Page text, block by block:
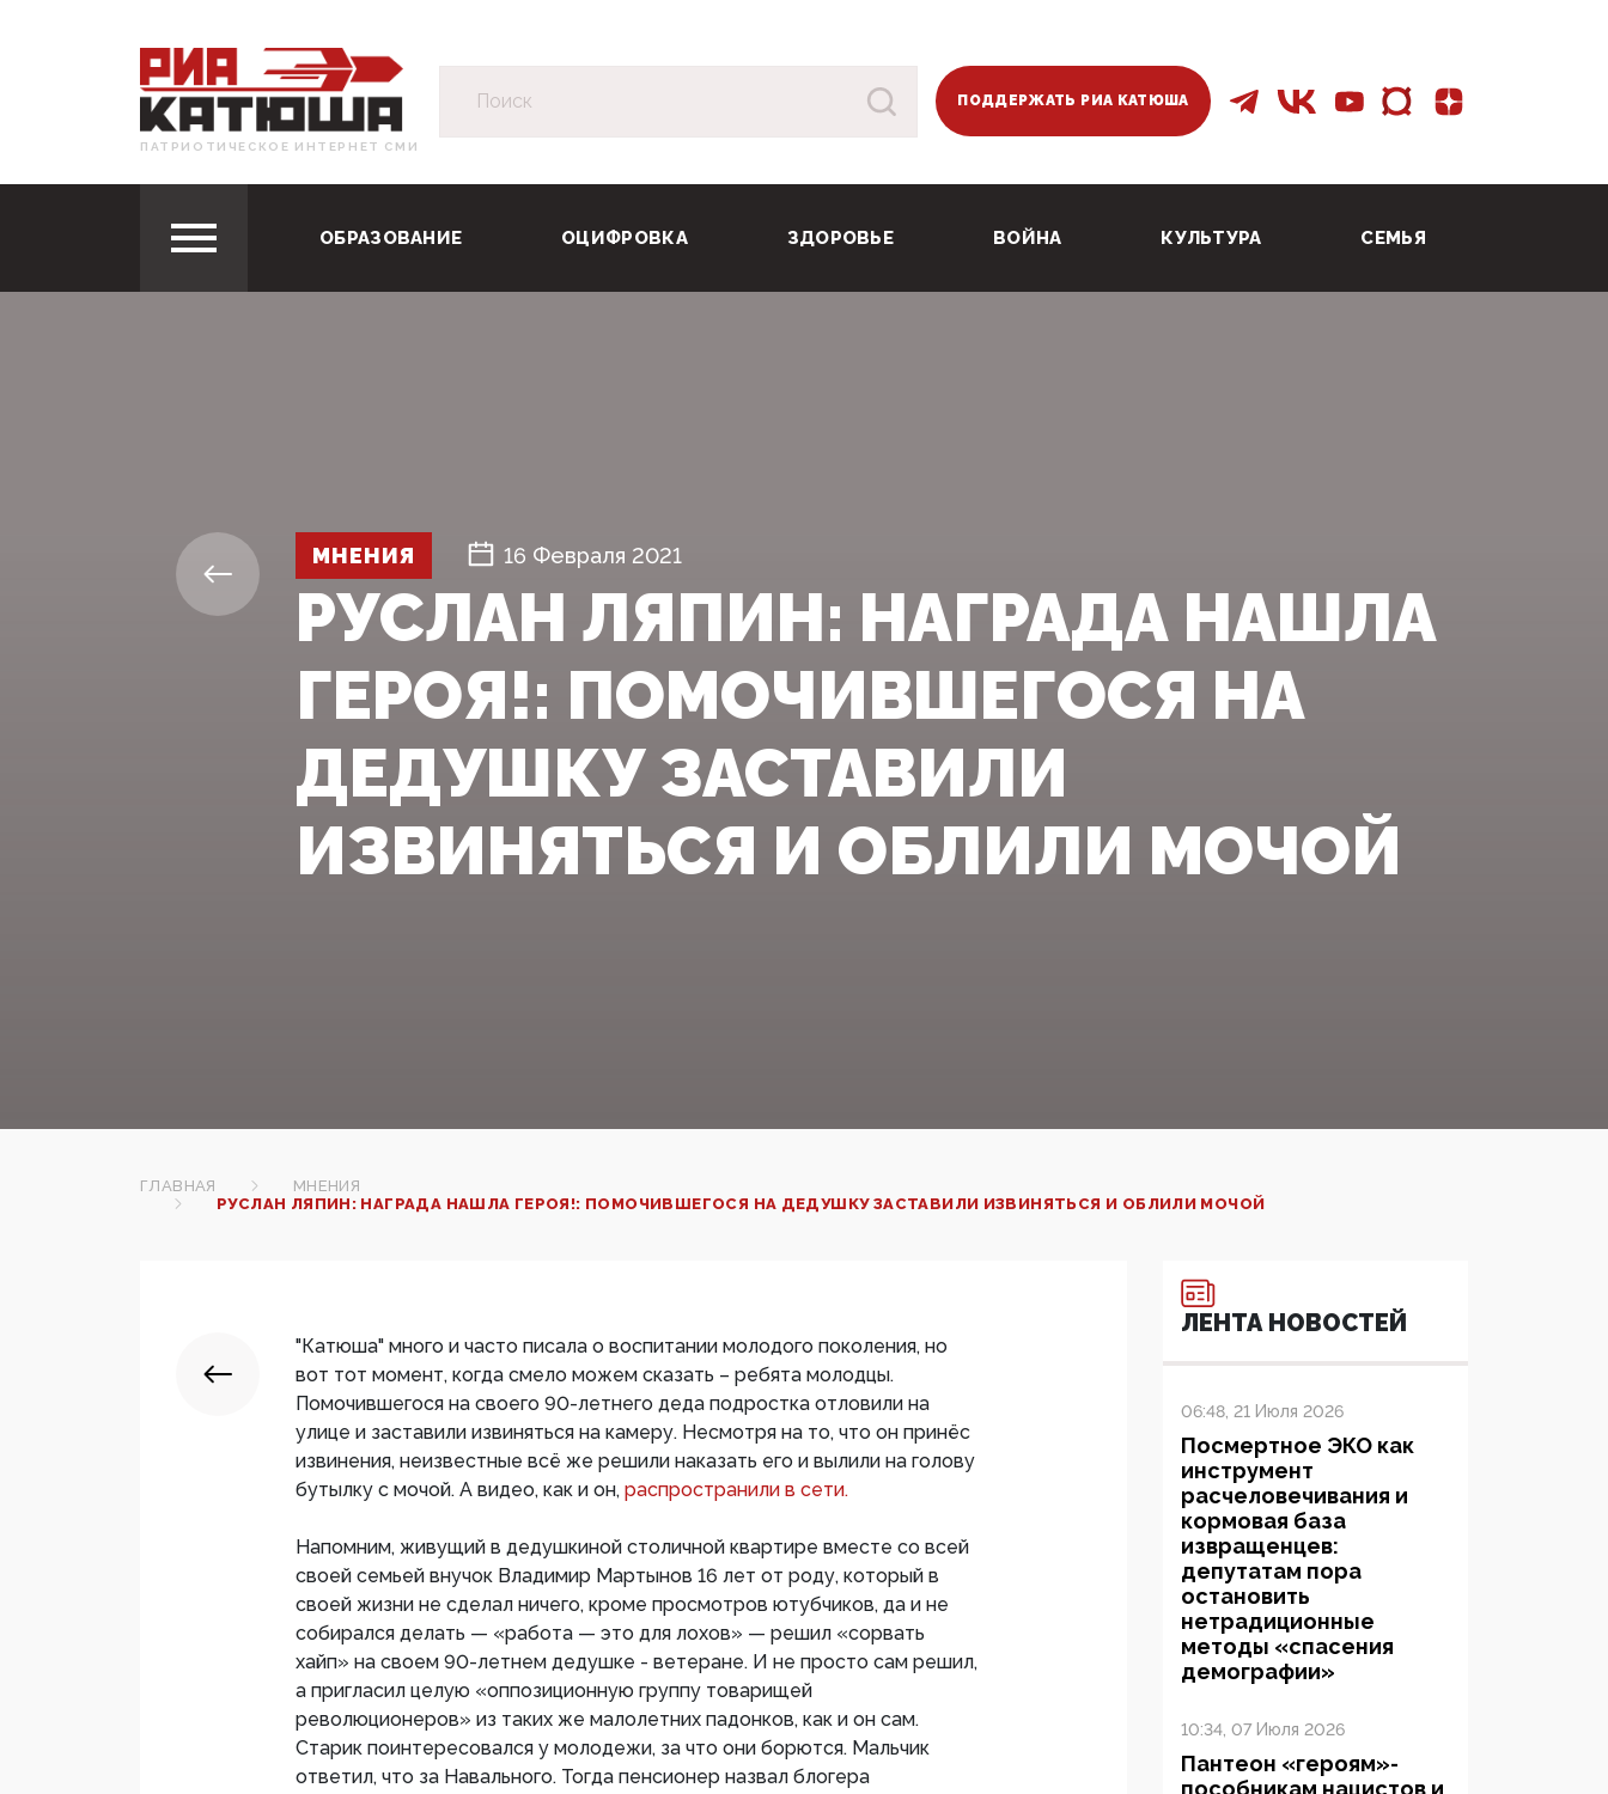
ПАТРИОТИЧЕСКОЕ ИНТЕРНЕТ СМИ
ПОДДЕРЖАТЬ РИА КАТЮША
ОБРАЗОВАНИЕ ОЦИФРОВКА ЗДОРОВЬЕ ВОЙНА КУЛЬТУРА СЕМЬЯ
МНЕНИЯ 16 Февраля 2021
РУСЛАН ЛЯПИН: НАГРАДА НАШЛА
ГЕРОЯ!: ПОМОЧИВШЕГОСЯ НА
ДЕДУШКУ ЗАСТАВИЛИ
ИЗВИНЯТЬСЯ И ОБЛИЛИ МОЧОЙ
ГЛАВНАЯ
МНЕНИЯ
РУСЛАН ЛЯПИН: НАГРАДА НАШЛА ГЕРОЯ!: ПОМОЧИВШЕГОСЯ НА ДЕДУШКУ ЗАСТАВИЛИ ИЗВИНЯТЬСЯ И ОБЛИЛИ МОЧОЙ
"Катюша" много и часто писала о воспитании молодого поколения, но
вот тот момент, когда смело можем сказать – ребята молодцы.
Помочившегося на своего 90-летнего деда подростка отловили на
улице и заставили извиняться на камеру. Несмотря на то, что он принёс
извинения, неизвестные всё же решили наказать его и вылили на голову
бутылку с мочой. А видео, как и он, распространили в сети.
Напомним, живущий в дедушкиной столичной квартире вместе со всей
своей семьей внучок Владимир Мартынов 16 лет от роду, который в
своей жизни не сделал ничего, кроме просмотров ютубчиков, да и не
собирался делать — «работа — это для лохов» — решил «сорвать
хайп» на своем 90-летнем дедушке - ветеране. И не просто сам решил,
а пригласил целую «оппозиционную группу товарищей
революционеров» из таких же малолетних падонков, как и он сам.
Старик поинтересовался у молодежи, за что они борются. Мальчик
ответил, что за Навального. Тогда пенсионер назвал блогера
ЛЕНТА НОВОСТЕЙ
06:48, 21 Июля 2026
Посмертное ЭКО как
инструмент
расчеловечивания и
кормовая база
извращенцев:
депутатам пора
остановить
нетрадиционные
методы «спасения
демографии»
10:34, 07 Июля 2026
Пантеон «героям»-
пособникам нацистов и